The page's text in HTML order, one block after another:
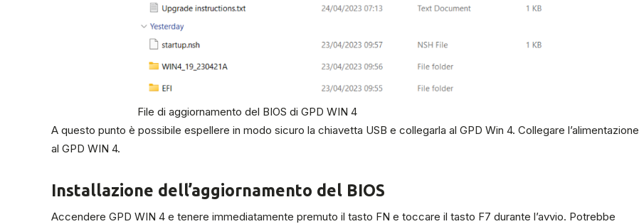
File di aggiornamento del BIOS di GPD WIN 4
A questo punto è possibile espellere in modo sicuro la chiavetta USB e collegarla al GPD Win 4. Collegare l’alimentazione
al GPD WIN 4.
Installazione dell’aggiornamento del BIOS
Accendere GPD WIN 4 e tenere immediatamente premuto il tasto FN e toccare il tasto F7 durante l’avvio. Potrebbe